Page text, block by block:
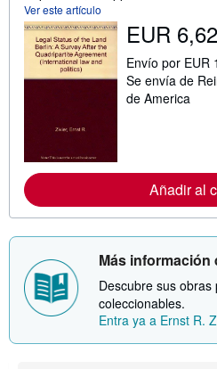
Ver este artículo
EUR 6,62
Envío por EUR
Se envía de
de America
Añadir al
Más información
Descubre sus
coleccionables.
Entra ya a Ernst R.